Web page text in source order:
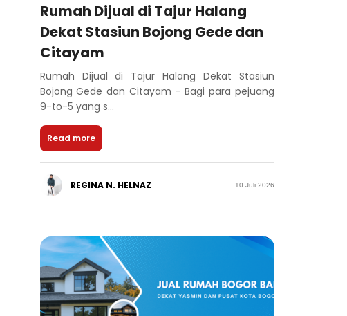
Rumah Dijual di Tajur Halang
Dekat Stasiun Bojong Gede dan
Citayam
Rumah Dijual di Tajur Halang Dekat Stasiun
Bojong Gede dan Citayam - Bagi para pejuang
9-to-5 yang s...
Read more
REGINA N. HELNAZ 10 Juli 2026